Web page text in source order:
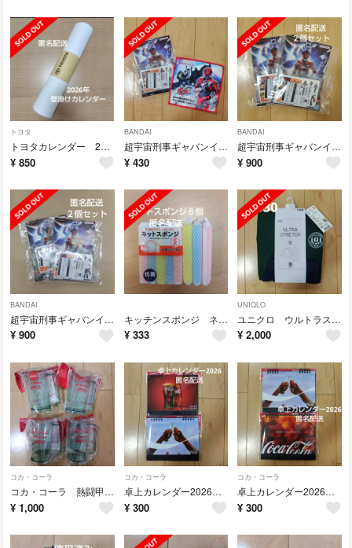
トヨタ
トヨタカレンダー 2026 TOYOTA 壁がけカレンダー
¥ 850
BANDAI
超宇宙刑事ギャバンインフィニティ あいことば エモルギア シール ハンカチ
¥ 430
BANDAI
超宇宙刑事ギャバンインフィニティ エモルギア シール あいことばキャンペーン
¥ 900
BANDAI
超宇宙刑事ギャバンインフィニティ エモルギア シール あいことばキャンペーン
¥ 900
キッチンスポンジ ネットスポンジ ネットクリーナー
¥ 333
UNIQLO
ユニクロ ウルトラストレッチセット 長袖 130
¥ 2,000
コカ・コーラ
コカ・コーラ 熱闘甲子園 オリジナルジョッキ2025 ４個
¥ 1,000
コカ・コーラ
卓上カレンダー2026 ２個セット コカ・コーラ
¥ 300
コカ・コーラ
卓上カレンダー2026 ２個セット コカ・コーラ
¥ 300